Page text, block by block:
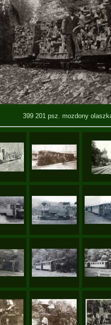
399 201 psz. mozdony